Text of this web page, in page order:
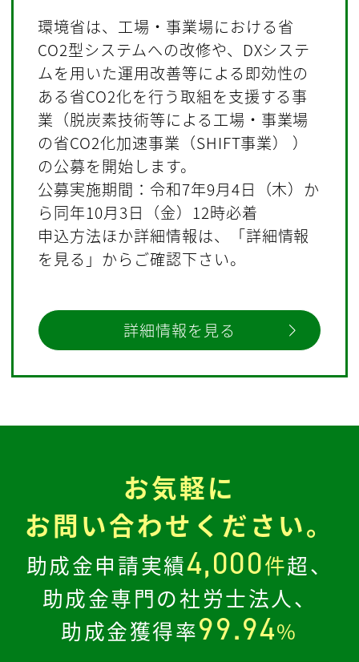
環境省は、工場・事業場における省
CO2型システムへの改修や、DXシステ
ムを用いた運用改善等による即効性の
ある省CO2化を行う取組を支援する事
業（脱炭素技術等による工場・事業場
の省CO2化加速事業（SHIFT事業） ）
の公募を開始します。
公募実施期間：令和7年9月4日（木）か
ら同年10月3日（金）12時必着
申込方法ほか詳細情報は、「詳細情報
を見る」からご確認下さい。
詳細情報を見る
お気軽に
お問い合わせください。
助成金申請実績4,000件超、
助成金専門の社労士法人、
助成金獲得率99.94%